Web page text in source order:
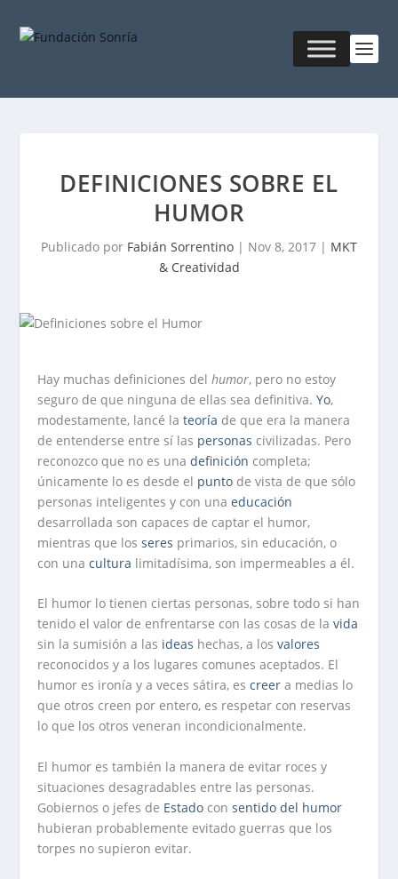
DEFINICIONES SOBRE EL
HUMOR
Publicado por Fabián Sorrentino | Nov 8, 2017 | MKT
& Creatividad
Hay muchas definiciones delhumor, pero no estoy
seguro de que ninguna de ellas sea definitiva.Yo,
modestamente, lancé lateoría de que era la manera
de entenderse entre sí las personas civilizadas. Pero
reconozco que no es unadefinición completa;
únicamente lo es desde el punto de vista de que sólo
personas inteligentes y con unaeducación
desarrollada son capaces de captar el humor,
mientras que losseres primarios, sin educación, o
con unacultura limitadísima, son impermeables a él.
El humor lo tienen ciertas personas, sobre todo si han
tenido el valor de enfrentarse con las cosas de lavida
sin la sumisión a las ideas hechas, a losvalores
reconocidos y a los lugares comunes aceptados. El
humor es ironía y a veces sátira, escreer a medias lo
que otros creen por entero, es respetar con reservas
lo que los otros veneran incondicionalmente.
El humor es también la manera de evitar roces y
situaciones desagradables entre las personas.
Gobiernos o jefes de Estado consentido del humor
hubieran probablemente evitado guerras que los
torpes no supieron evitar.